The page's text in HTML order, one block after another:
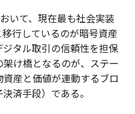
いて、現在最も社会実装
行しているのが暗号資産
タル取引の信頼性を担保
け橋となるのが、ステー
産と価値が連動するブロ
済手段）である。